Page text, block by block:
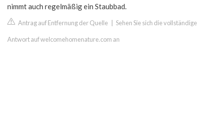
nimmt auch regelmäßig ein Staubbad.
Antrag auf Entfernung der Quelle Sehen Sie sich die vollständige
Antwort auf welcomehomenature.com an